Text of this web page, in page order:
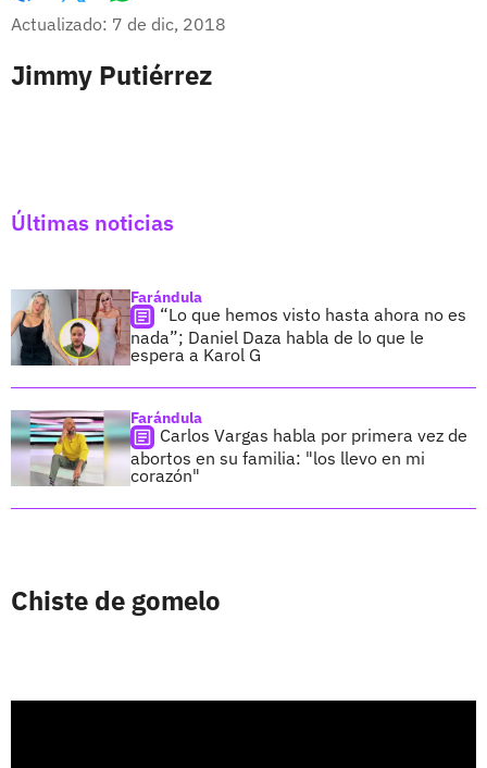
Facebook
X
Actualizado: 7 de dic, 2018
Jimmy Putiérrez
Últimas noticias
Farándula
“Lo que hemos visto hasta ahora no es
nada”; Daniel Daza habla de lo que le
espera a Karol G
Farándula
Carlos Vargas habla por primera vez de
abortos en su familia: "los llevo en mi
corazón"
Chiste de gomelo